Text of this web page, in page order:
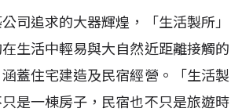
司追求的大器輝煌，「生活製所」
生活中輕易與大自然近距離接觸的
蓋住宅建造及民宿經營。
「生活製
是一棟房子，民宿也不只是旅遊時